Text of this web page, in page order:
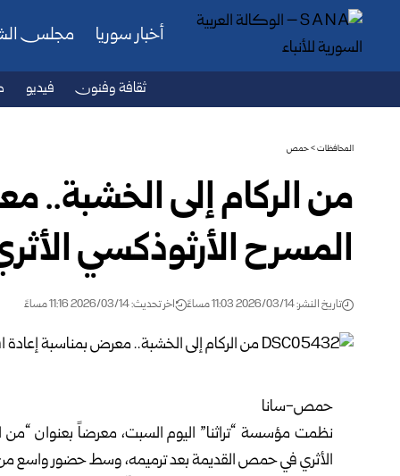
أخبار سوريا مجلس
ثقافة وفنون فيديو
المحافظات>حمص
من الركام إلى الخشبة..
المسرح الأرثوذكسي
تاريخ النشر: 2026/03/14 11:03 مساءً اخر تحديث: 2026/03/14 11:16 مساءً
حمص-سانا
نظمت مؤسسة “تراثنا” اليوم السبت، معرضاً بعنوان “من
الأثري في حمص القديمة بعد ترميمه، وسط حضور واسع